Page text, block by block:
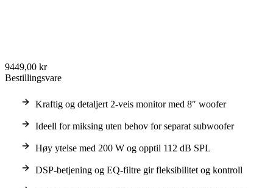
9449,00 kr
Bestillingsvare
Kraftig og detaljert 2-veis monitor med 8″ woofer
Ideell for miksing uten behov for separat subwoofer
Høy ytelse med 200 W og opptil 112 dB SPL
DSP-betjening og EQ-filtre gir fleksibilitet og kontroll